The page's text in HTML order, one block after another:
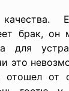
брак, он
для
это
отошел от